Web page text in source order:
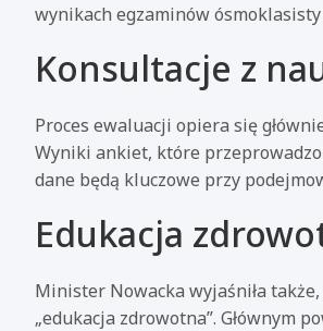
wynikach egzaminów
Konsultacje z
Proces ewaluacji opiera się
Wyniki ankiet, które
dane będą kluczowe przy
Edukacja
Minister Nowacka wyjaśniła
„edukacja zdrowotna”. Głównym